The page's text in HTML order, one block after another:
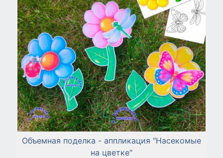
Объемная поделка - аппликация "Насекомые
на цветке"